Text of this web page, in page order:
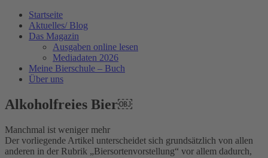
Startseite
Aktuelles/ Blog
Das Magazin
Ausgaben online lesen
Mediadaten 2026
Meine Bierschule – Buch
Über uns
Alkoholfreies Bier￼
Manchmal ist weniger mehr
Der vorliegende Artikel unterscheidet sich grundsätzlich von allen
anderen in der Rubrik „Biersortenvorstellung“ vor allem dadurch,